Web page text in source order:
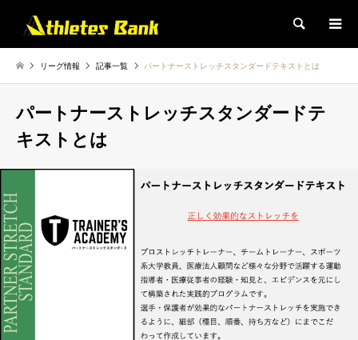
検索
リーグ情報 記事一覧 パートナーストレッチスタンダードテキストとは
パートナーストレッチスタンダードテ
キストとは